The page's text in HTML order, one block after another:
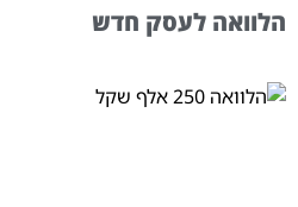
הלוואה לעסק חדש